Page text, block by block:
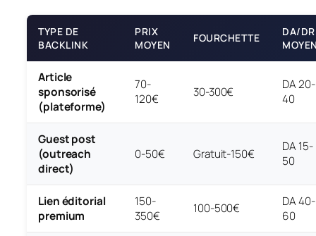
TYPE DE
BACKLINK
PRIX
MOYEN
FOURCHETTE
DA/DR
Article
sponsorisé
(plateforme)
70-
120€
30-300€
DA 20-
40
Guest post
(outreach
direct)
0-50€ Gratuit-150€
DA 15-
50
Lien éditorial
premium
150-
350€
100-500€
DA 40-
60